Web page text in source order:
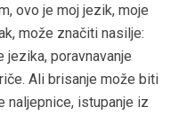
ovo je moj jezik, moje
može značiti nasilje:
jezika, poravnavanje
Ali brisanje može biti
naljepnice, istupanje iz